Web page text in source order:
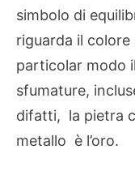
simbolo di
riguarda il
particolar modo
sfumature,
difatti, la pietra
metallo è l’oro.